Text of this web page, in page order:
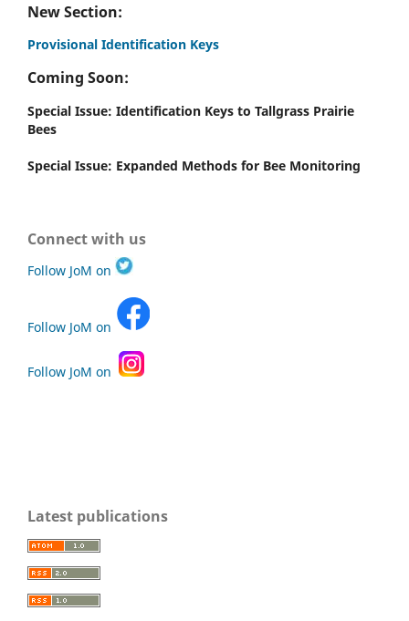
New Section:
Provisional Identification Keys
Coming Soon:
Special Issue: Identification Keys to Tallgrass Prairie
Bees
Special Issue: Expanded Methods for Bee Monitoring
Connect with us
Follow JoM on
Follow JoM on
Follow JoM on
Latest publications